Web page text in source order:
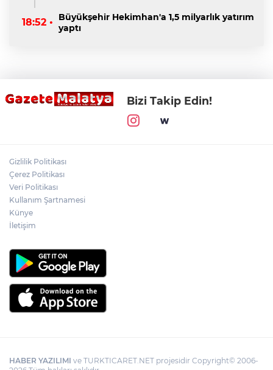
18:52 •
Büyükşehir Hekimhan'a 1,5 milyarlık yatırım
yaptı
Bizi Takip Edin!
Gizlilik Politikası
Çerez Politikası
Veri Politikası
Kullanım Şartnamesi
Künye
İletişim
HABER YAZILIMI ve TURKTICARET.NET projesidir Copyright© 2006-